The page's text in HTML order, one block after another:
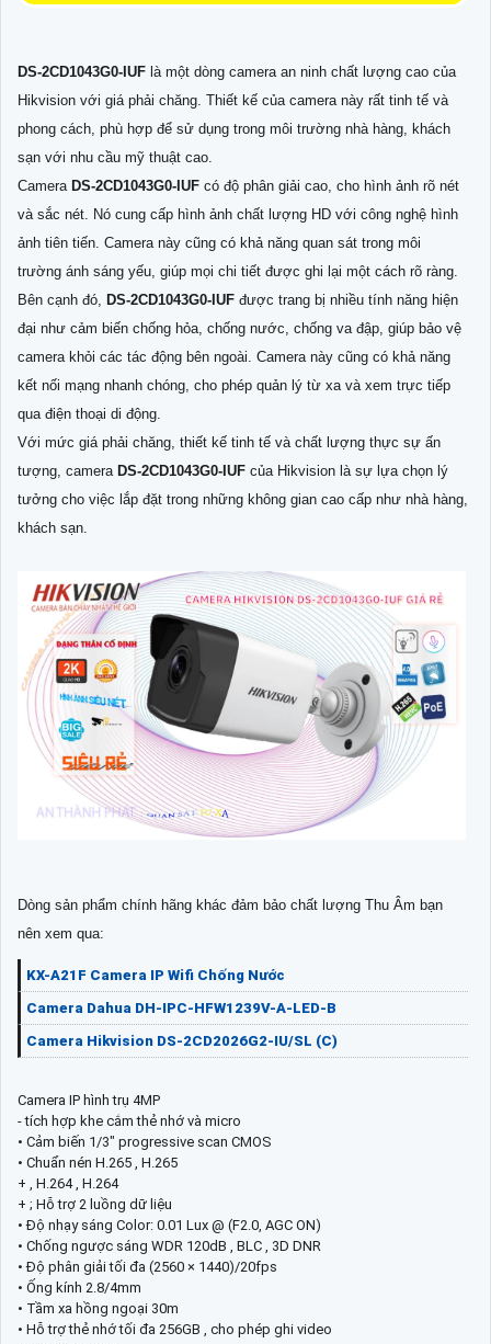
DS-2CD1043G0-IUF là một dòng camera an ninh chất lượng cao của
Hikvision với giá phải chăng. Thiết kế của camera này rất tinh tế và
phong cách, phù hợp để sử dụng trong môi trường nhà hàng, khách
sạn với nhu cầu mỹ thuật cao.
Camera DS-2CD1043G0-IUF có độ phân giải cao, cho hình ảnh rõ nét
và sắc nét. Nó cung cấp hình ảnh chất lượng HD với công nghệ hình
ảnh tiên tiến. Camera này cũng có khả năng quan sát trong môi
trường ánh sáng yếu, giúp mọi chi tiết được ghi lại một cách rõ ràng.
Bên cạnh đó, DS-2CD1043G0-IUF được trang bị nhiều tính năng hiện
đại như cảm biến chống hỏa, chống nước, chống va đập, giúp bảo vệ
camera khỏi các tác động bên ngoài. Camera này cũng có khả năng
kết nối mạng nhanh chóng, cho phép quản lý từ xa và xem trực tiếp
qua điện thoại di động.
Với mức giá phải chăng, thiết kế tinh tế và chất lượng thực sự ấn
tượng, camera DS-2CD1043G0-IUF của Hikvision là sự lựa chọn lý
tưởng cho việc lắp đặt trong những không gian cao cấp như nhà hàng,
khách sạn.
Dòng sản phẩm chính hãng khác đảm bảo chất lượng Thu Âm bạn
nên xem qua:
KX-A21F Camera IP Wifi Chống Nước
Camera Dahua DH-IPC-HFW1239V-A-LED-B
Camera Hikvision DS-2CD2026G2-IU/SL (C)
Camera IP hình trụ 4MP
- tích hợp khe cắm thẻ nhớ và micro
• Cảm biến 1/3" progressive scan CMOS
• Chuẩn nén H.265 , H.265
+ , H.264 , H.264
+ ; Hỗ trợ 2 luồng dữ liệu
• Độ nhạy sáng Color: 0.01 Lux @ (F2.0, AGC ON)
• Chống ngược sáng WDR 120dB , BLC , 3D DNR
• Độ phân giải tối đa (2560 × 1440)/20fps
• Ống kính 2.8/4mm
• Tầm xa hồng ngoại 30m
• Hỗ trợ thẻ nhớ tối đa 256GB , cho phép ghi video